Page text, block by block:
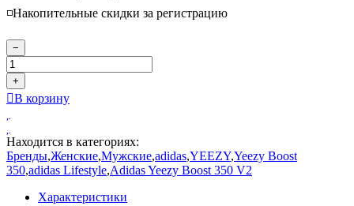
◽️Накопительные скидки за регистрацию
−
+
В корзину
Находится в категориях:
Бренды,Женские,Мужские,adidas,YEEZY,Yeezy Boost
350,adidas Lifestyle,Adidas Yeezy Boost 350 V2
Характеристики